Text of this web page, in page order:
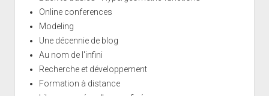
Online conferences
Modeling
Une décennie de blog
Au nom de l'infini
Recherche et développement
Formation à distance